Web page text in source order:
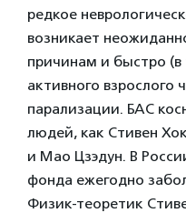
редкое
возникает
причинам и быстро (в
активного взрослого
парализации. БАС
людей, как Стивен
и Мао Цзэдун. В
фонда ежегодно
Физик-теоретик